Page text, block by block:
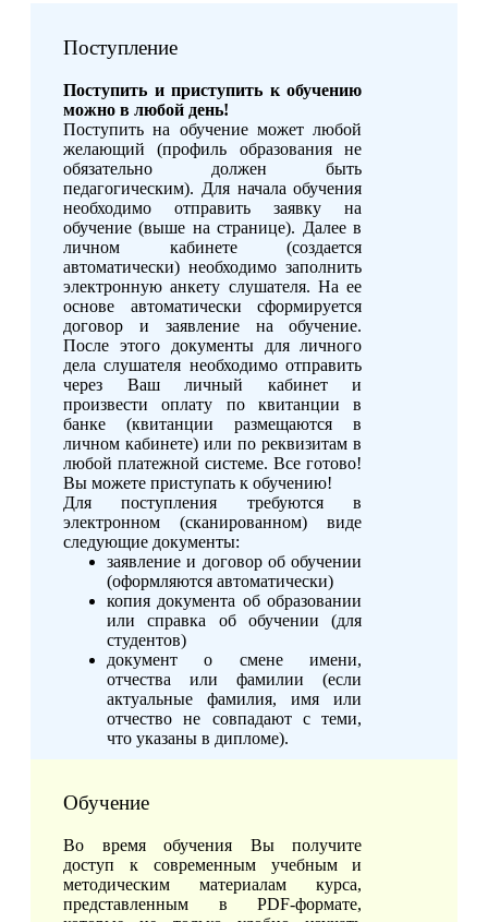
Поступление
Поступить и приступить к обучению
можно в любой день!
Поступить на обучение может любой
желающий (профиль образования не
обязательно должен быть
педагогическим). Для начала обучения
необходимо отправить заявку на
обучение (выше на странице). Далее в
личном кабинете (создается
автоматически) необходимо заполнить
электронную анкету слушателя. На ее
основе автоматически сформируется
договор и заявление на обучение.
После этого документы для личного
дела слушателя необходимо отправить
через Ваш личный кабинет и
произвести оплату по квитанции в
банке (квитанции размещаются в
личном кабинете) или по реквизитам в
любой платежной системе. Все готово!
Вы можете приступать к обучению!
Для поступления требуются в
электронном (сканированном) виде
следующие документы:
заявление и договор об обучении
(оформляются автоматически)
копия документа об образовании
или справка об обучении (для
студентов)
документ о смене имени,
отчества или фамилии (если
актуальные фамилия, имя или
отчество не совпадают с теми,
что указаны в дипломе).
Обучение
Во время обучения Вы получите
доступ к современным учебным и
методическим материалам курса,
представленным в PDF-формате,